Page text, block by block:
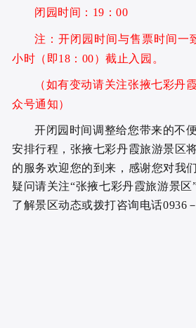
闭园时间：19：00
注：开闭园时间与售票时间一
小时（即18：00）截止入园。
（如有变动请关注张掖七彩丹
众号通知）
开闭园时间调整给您带来的不
安排行程，张掖七彩丹霞旅游景区
的服务欢迎您的到来，感谢您对我
疑问请关注“张掖七彩丹霞旅游景
了解景区动态或拨打咨询电话0936